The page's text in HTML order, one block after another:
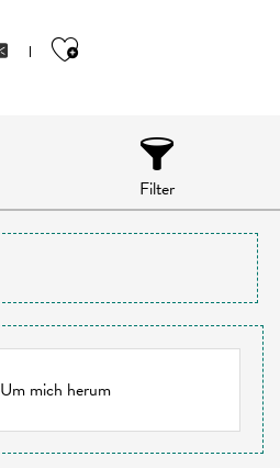
Ajouter aux
Filter
Um mich herum